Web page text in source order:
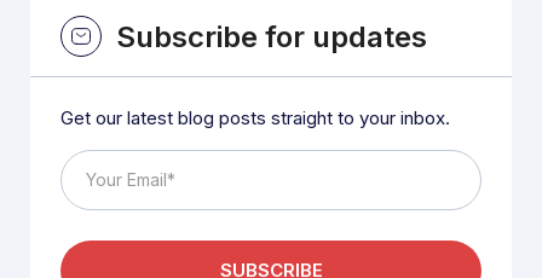
Subscribe for updates
Get our latest blog posts straight to your inbox.